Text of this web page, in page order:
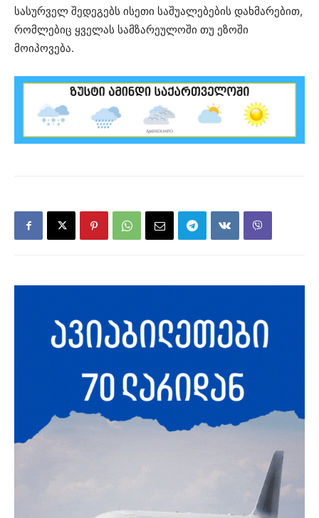
სასურველ შედეგებს ისეთი საშუალებების დახმარებით,
რომლებიც ყველას სამზარეულოში თუ ეზოში
მოიპოვება.